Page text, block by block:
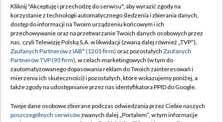
TVP
Abonament TVP
Emisja w TVP
Centrum informacji TVP
Naziemna Telewizja Cyfrowa
Rada Programowa
Regulamin TVP
Polityka prywatności
Moje zgody
Pomoc
Kontakt
Kliknij "Akceptuję i przechodzę do serwisu", aby wyrazić zgody na
korzystanie z technologii automatycznego śledzenia i zbierania danych,
dostęp do informacji na Twoim urządzeniu końcowym i ich
przechowywanie oraz na przetwarzanie Twoich danych osobowych przez
nas, czyli Telewizję Polską S.A. w likwidacji (zwaną dalej również „TVP”),
Zaufanych Partnerów z IAB* (1201 firm) oraz pozostałych Zaufanych
Partnerów TVP (93 firm), w celach marketingowych (w tym do
zautomatyzowanego dopasowania reklam do Twoich zainteresowań i
mierzenia ich skuteczności) i pozostałych, które wskazujemy poniżej, a
także zgody na udostępnianie przez nas identyfikatora PPID do Google.
Twoje dane osobowe zbierane podczas odwiedzania przez Ciebie naszych
poszczególnych serwisówzwanych dalej „Portalem”, w tym informacje